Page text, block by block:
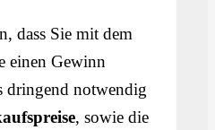
dass Sie mit dem
einen Gewinn
dringend notwendig
, sowie die